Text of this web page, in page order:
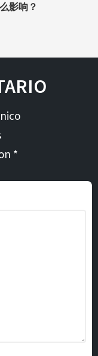
影响？
*